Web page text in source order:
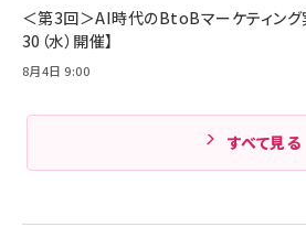
＜第3回＞AI時代のBtoBマーケティング
30（水）開催】
8月4日 9:00
すべて見る